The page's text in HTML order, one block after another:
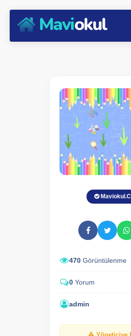
Maviokul
470 Görüntülenme
0 Yorum
admin
Yöneticiye